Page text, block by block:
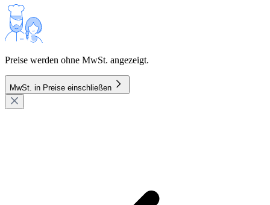
Preise werden ohne MwSt. angezeigt.
MwSt. in Preise einschließen